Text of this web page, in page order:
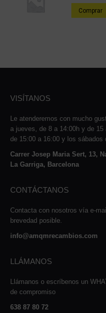
Comprar
VISÍTANOS
Le atenderemos con mucho
a jueves, de 8 a 14:00h y de
de 15:00 a 16:00 y los sábados
Carrer Josep Maria Sert, 13,
La Garriga, Barcelona
CONTÁCTANOS
Contacta con nosotros vía e-
brevedad posible.
info@amqmrecambios.com
LLÁMANOS
Llámanos o escríbenos un
de compromiso
638 87 80 72